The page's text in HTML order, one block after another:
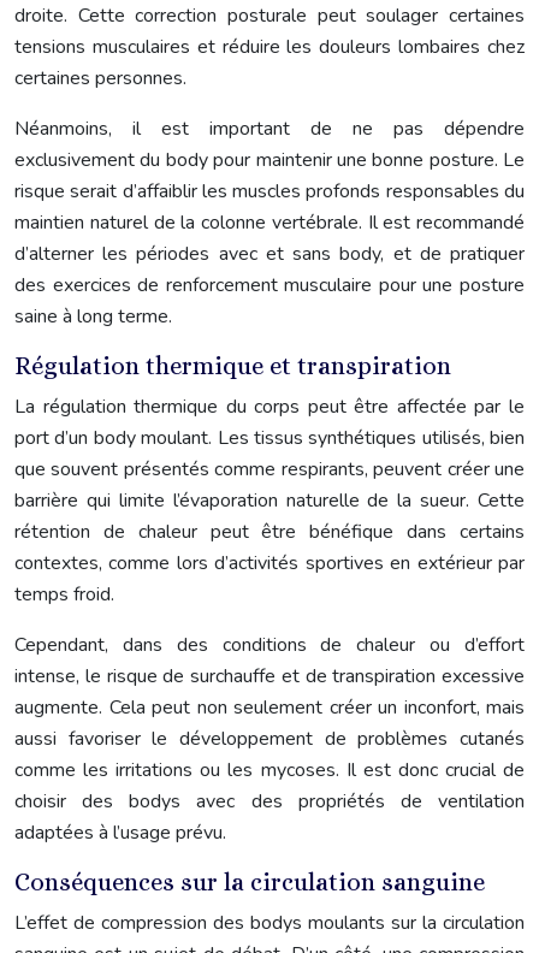
droite. Cette correction posturale peut soulager certaines
tensions musculaires et réduire les douleurs lombaires chez
certaines personnes.
Néanmoins, il est important de ne pas dépendre
exclusivement du body pour maintenir une bonne posture. Le
risque serait d’affaiblir les muscles profonds responsables du
maintien naturel de la colonne vertébrale. Il est recommandé
d’alterner les périodes avec et sans body, et de pratiquer
des exercices de renforcement musculaire pour une posture
saine à long terme.
Régulation thermique et transpiration
La régulation thermique du corps peut être affectée par le
port d’un body moulant. Les tissus synthétiques utilisés, bien
que souvent présentés comme respirants, peuvent créer une
barrière qui limite l’évaporation naturelle de la sueur. Cette
rétention de chaleur peut être bénéfique dans certains
contextes, comme lors d’activités sportives en extérieur par
temps froid.
Cependant, dans des conditions de chaleur ou d’effort
intense, le risque de surchauffe et de transpiration excessive
augmente. Cela peut non seulement créer un inconfort, mais
aussi favoriser le développement de problèmes cutanés
comme les irritations ou les mycoses. Il est donc crucial de
choisir des bodys avec des propriétés de ventilation
adaptées à l’usage prévu.
Conséquences sur la circulation sanguine
L’effet de compression des bodys moulants sur la circulation